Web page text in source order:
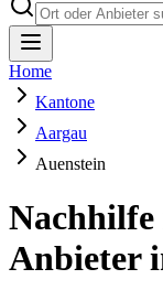
Home
Kantone
Aargau
Auenstein
Anbieter